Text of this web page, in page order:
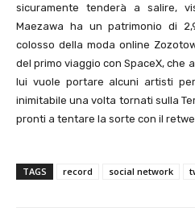
sicuramente tenderà a salire,
Maezawa ha un patrimonio di
colosso della moda online
del primo viaggio con SpaceX, che
lui vuole portare alcuni artisti
inimitabile una volta tornati sulla
pronti a tentare la sorte con il
TAGS record social network